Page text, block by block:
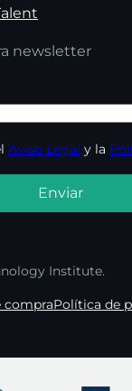
newsletter
Aviso Legal y la
Institute.
compraPolítica de